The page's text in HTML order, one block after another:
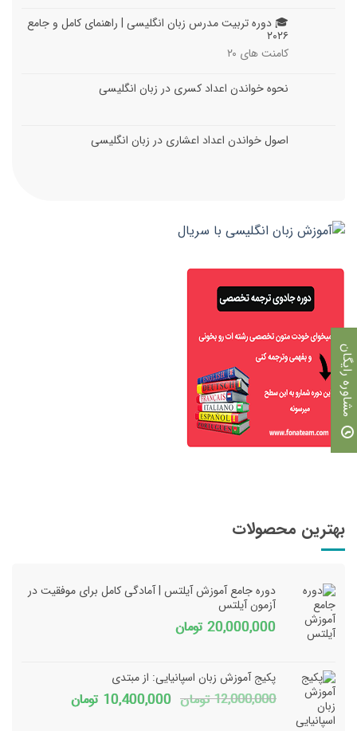
🎓 دوره تربیت مدرس زبان انگلیسی | راهنمای کامل و جامع
۲۰۲۶
کامنت های ۲۰
نحوه خواندن اعداد کسری در زبان انگلیسی
اصول خواندن اعداد اعشاری در زبان انگلیسی
بهترین محصولات
دوره جامع آموزش آیلتس | آمادگی کامل برای موفقیت در
آزمون آیلتس
20,000,000 تومان
پکیج آموزش زبان اسپانیایی: از مبتدی
12,000,000 تومان قیمت
10,400,000 تومانقیمت
مشاوره رایگان